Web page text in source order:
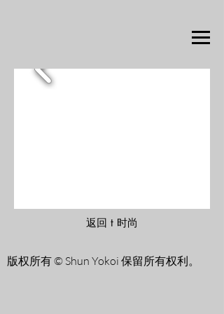
返回 t 时尚
版权所有 © Shun Yokoi 保留所有权利。